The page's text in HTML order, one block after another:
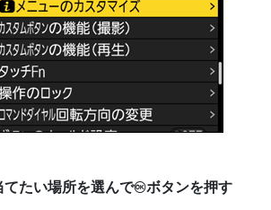
たい場所を選んでJボタンを押す